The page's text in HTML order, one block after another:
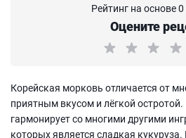
Рейтинг на основе
Оцените
Корейская морковь отличается от
приятным вкусом и лёгкой
гармонирует со многими другими
которых является сладкая